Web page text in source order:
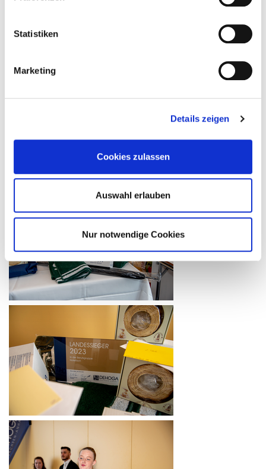
Statistiken
Marketing
Details zeigen
Cookies zulassen
Auswahl erlauben
Nur notwendige Cookies